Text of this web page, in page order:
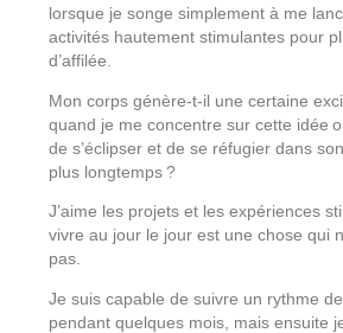
lorsque je songe simplement à me
activités hautement stimulantes pour
d’affilée.
Mon corps génère-t-il une certaine
quand je me concentre sur cette idée
de s’éclipser et de se réfugier dans
plus longtemps ?
J’aime les projets et les expériences
vivre au jour le jour est une chose qui
pas.
Je suis capable de suivre un rythme
pendant quelques mois, mais ensuite